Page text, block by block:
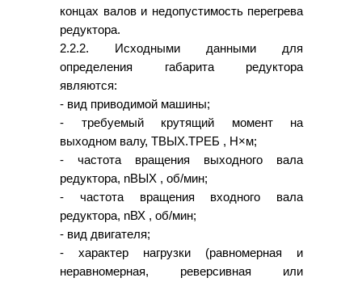
концах валов и недопустимость перегрева
редуктора.
2.2.2. Исходными данными для
определения габарита редуктора
являются:
- вид приводимой машины;
- требуемый крутящий момент на
выходном валу, ТВЫХ.ТРЕБ , Н×м;
- частота вращения выходного вала
редуктора, nВЫХ , об/мин;
- частота вращения входного вала
редуктора, nВХ , об/мин;
- вид двигателя;
- характер нагрузки (равномерная и
неравномерная, реверсивная или